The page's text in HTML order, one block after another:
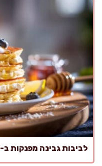
לביבות גבינה מפנקות ב-20 דקות, בלי להסתבך בכלל